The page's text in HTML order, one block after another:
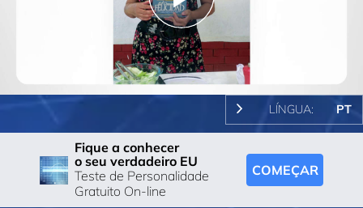
Play
Video
LÍNGUA: PT
Fique a conhecer
o seu verdadeiro EU
Teste de Personalidade
Gratuito On-line
COMEÇAR